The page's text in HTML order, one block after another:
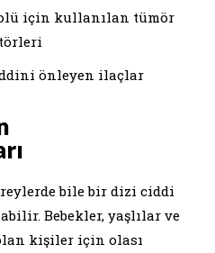
için kullanılan tümör
önleyen ilaçlar
bile bir dizi ciddi
Bebekler, yaşlılar ve
kişiler için olası